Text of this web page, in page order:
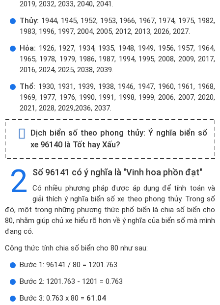
2019, 2032, 2033, 2040, 2041.
Thủy: 1944, 1945, 1952, 1953, 1966, 1967, 1974, 1975, 1982,
1983, 1996, 1997, 2004, 2005, 2012, 2013, 2026, 2027.
Hỏa: 1926, 1927, 1934, 1935, 1948, 1949, 1956, 1957, 1964,
1965, 1978, 1979, 1986, 1987, 1994, 1995, 2008, 2009, 2017,
2016, 2024, 2025, 2038, 2039.
Thổ: 1930, 1931, 1939, 1938, 1946, 1947, 1960, 1961, 1968,
1969, 1977, 1976, 1990, 1991, 1998, 1999, 2006, 2007, 2020,
2021, 2028, 2029,2036, 2037.
Dịch biển số theo phong thủy: Ý nghĩa biển số
xe 96140 là Tốt hay Xấu?
2 Số 96141 có ý nghĩa là "Vinh hoa phồn đạt"
Có nhiều phương pháp được áp dụng để tính toán và
giải thích ý nghĩa biển số xe theo phong thủy. Trong số
đó, một trong những phương thức phổ biến là chia số biển cho
80, nhằm giúp chủ xe hiểu rõ hơn về ý nghĩa của biển số mà mình
đang có.
Công thức tính chia số biển cho 80 như sau:
Bước 1: 96141 / 80 = 1201.763
Bước 2: 1201.763 - 1201 = 0.763
Bước 3: 0.763 x 80 = 61.04